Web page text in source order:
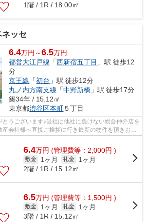
1階 / 1R / 18.00㎡
ネッセ
6.4万円～6.5万円
都営大江戸線 「西新宿五丁目 」駅 徒歩12
分
京王線 「初台 」駅 徒歩12分
丸ノ内方南支線 「中野新橋 」駅 徒歩17分
築34年 / 15.12㎡
東京都渋谷区本町５丁目
とうございます♪当社は他社に負けない総合仲介店を
産会社様へ直接ご挨拶に行き最新の物件を頂きお客
6.4万円 (管理費等：2,000円 )
敷金 1ヶ月 礼金
1ヶ月
2階 / 1R / 15.12㎡
6.5万円 (管理費等：1,500円 )
敷金 1ヶ月 礼金
1ヶ月
3階 / 1R / 15.12㎡